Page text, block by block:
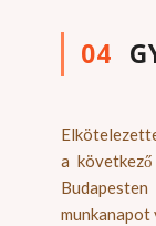
04
a
munkanapot